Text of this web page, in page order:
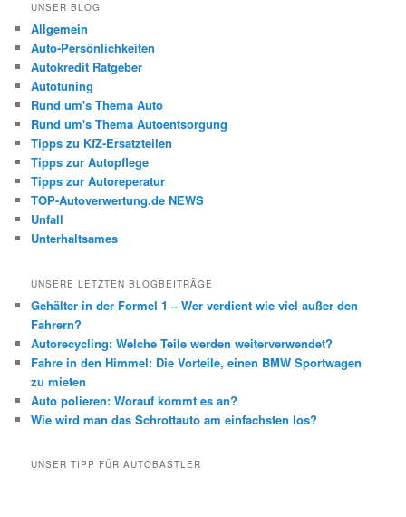
UNSER BLOG
Allgemein
Auto-Persönlichkeiten
Autokredit Ratgeber
Autotuning
Rund um's Thema Auto
Rund um's Thema Autoentsorgung
Tipps zu KfZ-Ersatzteilen
Tipps zur Autopflege
Tipps zur Autoreperatur
TOP-Autoverwertung.de NEWS
Unfall
Unterhaltsames
UNSERE LETZTEN BLOGBEITRÄGE
Gehälter in der Formel 1 – Wer verdient wie viel außer den
Fahrern?
Autorecycling: Welche Teile werden weiterverwendet?
Fahre in den Himmel: Die Vorteile, einen BMW Sportwagen
zu mieten
Auto polieren: Worauf kommt es an?
Wie wird man das Schrottauto am einfachsten los?
UNSER TIPP FÜR AUTOBASTLER